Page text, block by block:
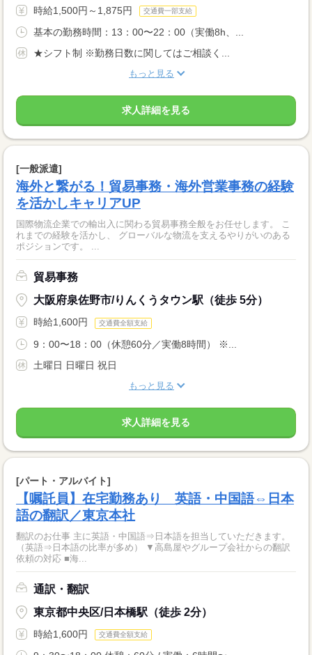
時給1,500円～1,875円 交通費一部支給
基本の勤務時間：13：00〜22：00（実働8h、...
★シフト制 ※勤務日数に関してはご相談く...
もっと見る
求人詳細を見る
[一般派遣]
海外と繋がる！貿易事務・海外営業事務の経験
を活かしキャリアUP
国際物流企業での輸出入に関わる貿易事務全般をお任せします。 こ
れまでの経験を活かし、 グローバルな物流を支えるやりがいのある
ポジションです。 ...
貿易事務
大阪府泉佐野市/りんくうタウン駅（徒歩 5分）
時給1,600円 交通費全額支給
9：00〜18：00（休憩60分／実働8時間） ※...
土曜日 日曜日 祝日
もっと見る
求人詳細を見る
[パート・アルバイト]
【嘱託員】在宅勤務あり 英語・中国語⇔日本
語の翻訳／東京本社
翻訳のお仕事 主に英語・中国語⇒日本語を担当していただきます。
（英語⇒日本語の比率が多め） ▼高島屋やグループ会社からの翻訳
依頼の対応 ■海...
通訳・翻訳
東京都中央区/日本橋駅（徒歩 2分）
時給1,600円 交通費全額支給